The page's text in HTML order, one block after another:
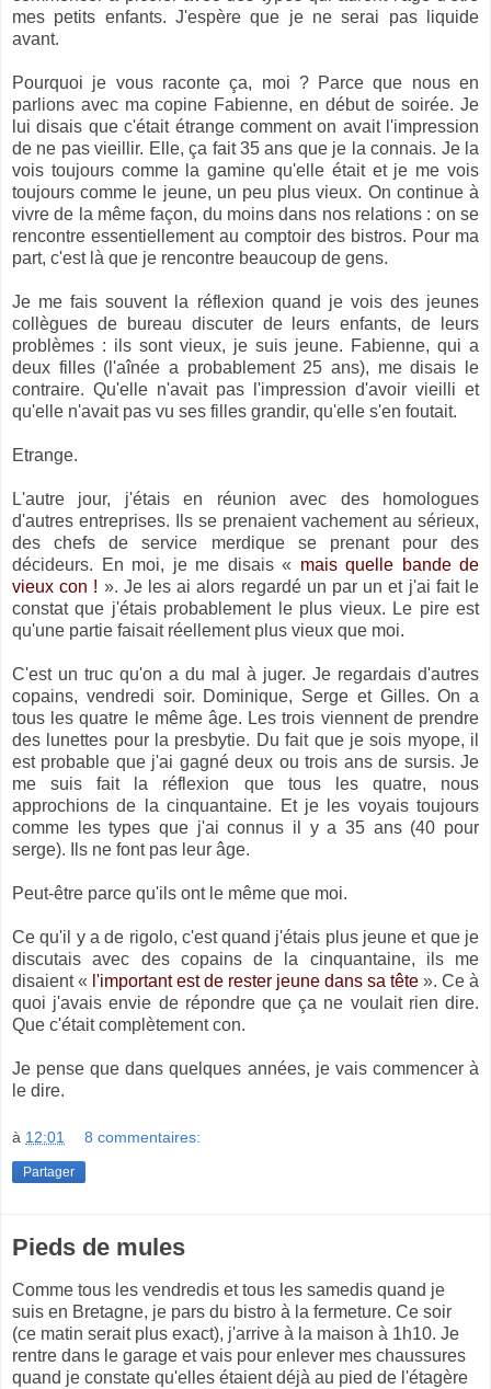
mes petits enfants. J'espère que je ne serai pas liquide
avant.
Pourquoi je vous raconte ça, moi ? Parce que nous en
parlions avec ma copine Fabienne, en début de soirée. Je
lui disais que c'était étrange comment on avait l'impression
de ne pas vieillir. Elle, ça fait 35 ans que je la connais. Je la
vois toujours comme la gamine qu'elle était et je me vois
toujours comme le jeune, un peu plus vieux. On continue à
vivre de la même façon, du moins dans nos relations : on se
rencontre essentiellement au comptoir des bistros. Pour ma
part, c'est là que je rencontre beaucoup de gens.
Je me fais souvent la réflexion quand je vois des jeunes
collègues de bureau discuter de leurs enfants, de leurs
problèmes : ils sont vieux, je suis jeune. Fabienne, qui a
deux filles (l'aînée a probablement 25 ans), me disais le
contraire. Qu'elle n'avait pas l'impression d'avoir vieilli et
qu'elle n'avait pas vu ses filles grandir, qu'elle s'en foutait.
Etrange.
L'autre jour, j'étais en réunion avec des homologues
d'autres entreprises. Ils se prenaient vachement au sérieux,
des chefs de service merdique se prenant pour des
décideurs. En moi, je me disais « mais quelle bande de
vieux con ! ». Je les ai alors regardé un par un et j'ai fait le
constat que j'étais probablement le plus vieux. Le pire est
qu'une partie faisait réellement plus vieux que moi.
C'est un truc qu'on a du mal à juger. Je regardais d'autres
copains, vendredi soir. Dominique, Serge et Gilles. On a
tous les quatre le même âge. Les trois viennent de prendre
des lunettes pour la presbytie. Du fait que je sois myope, il
est probable que j'ai gagné deux ou trois ans de sursis. Je
me suis fait la réflexion que tous les quatre, nous
approchions de la cinquantaine. Et je les voyais toujours
comme les types que j'ai connus il y a 35 ans (40 pour
serge). Ils ne font pas leur âge.
Peut-être parce qu'ils ont le même que moi.
Ce qu'il y a de rigolo, c'est quand j'étais plus jeune et que je
discutais avec des copains de la cinquantaine, ils me
disaient « l'important est de rester jeune dans sa tête ». Ce à
quoi j'avais envie de répondre que ça ne voulait rien dire.
Que c'était complètement con.
Je pense que dans quelques années, je vais commencer à
le dire.
à 12:01 8 commentaires:
Partager
Pieds de mules
Comme tous les vendredis et tous les samedis quand je
suis en Bretagne, je pars du bistro à la fermeture. Ce soir
(ce matin serait plus exact), j'arrive à la maison à 1h10. Je
rentre dans le garage et vais pour enlever mes chaussures
quand je constate qu'elles étaient déjà au pied de l'étagère